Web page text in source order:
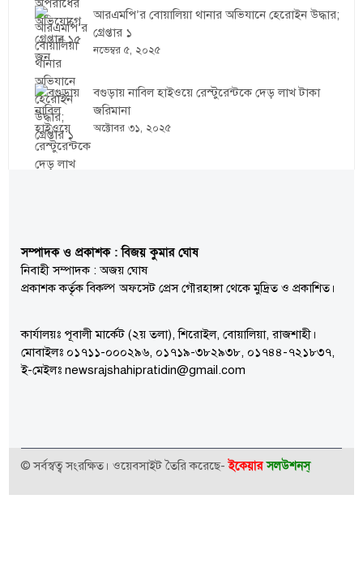
আরএমপি’র বোয়ালিয়া থানার অভিযানে হেরোইন উদ্ধার;
গ্রেপ্তার ১
নভেম্বর ৫, ২০২৫
বগুড়ায় নাবিল হাইওয়ে রেস্টুরেন্টকে দেড় লাখ টাকা
জরিমানা
অক্টোবর ৩১, ২০২৫
সম্পাদক ও প্রকাশক : বিজয় কুমার ঘোষ
নিবাহী সম্পাদক : অজয় ঘোষ
প্রকাশক কর্তৃক বিকল্প অফসেট প্রেস গৌরহাঙ্গা থেকে মুদ্রিত ও প্রকাশিত।
কার্যালয়ঃ পূবালী মার্কেট (২য় তলা), শিরোইল, বোয়ালিয়া, রাজশাহী।
মোবাইলঃ ০১৭১১-০০০২৯৬, ০১৭১৯-৩৮২৯৩৮, ০১৭৪৪-৭২১৮৩৭,
ই-মেইলঃ newsrajshahipratidin@gmail.com
© সর্বস্বত্ব সংরক্ষিত। ওয়েবসাইট তৈরি করেছে-ইকেয়ার সলউশনস্